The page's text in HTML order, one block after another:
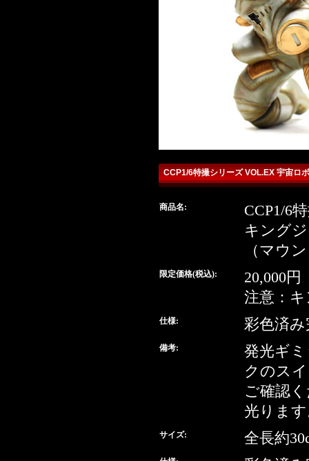
CCP1/6特撮シリーズ VOL.EX 宇宙ロ
detail
buy
商品名:
CCP1/6
キング
（マウ
限定価格(税込):
20,000円
注意：
仕様: 彩色済
備考:
発光ギ
クのス
ご確認
光りま
サイズ: 全長約